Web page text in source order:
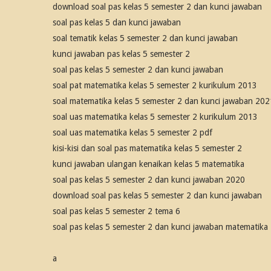
download soal pas kelas 5 semester 2 dan kunci jawaban
soal pas kelas 5 dan kunci jawaban
soal tematik kelas 5 semester 2 dan kunci jawaban
kunci jawaban pas kelas 5 semester 2
soal pas kelas 5 semester 2 dan kunci jawaban
soal pat matematika kelas 5 semester 2 kurikulum 2013
soal matematika kelas 5 semester 2 dan kunci jawaban
soal uas matematika kelas 5 semester 2 kurikulum 2013
soal uas matematika kelas 5 semester 2 pdf
kisi-kisi dan soal pas matematika kelas 5 semester 2
kunci jawaban ulangan kenaikan kelas 5 matematika
soal pas kelas 5 semester 2 dan kunci jawaban 2020
download soal pas kelas 5 semester 2 dan kunci jawaban
soal pas kelas 5 semester 2 tema 6
soal pas kelas 5 semester 2 dan kunci jawaban matematika
a